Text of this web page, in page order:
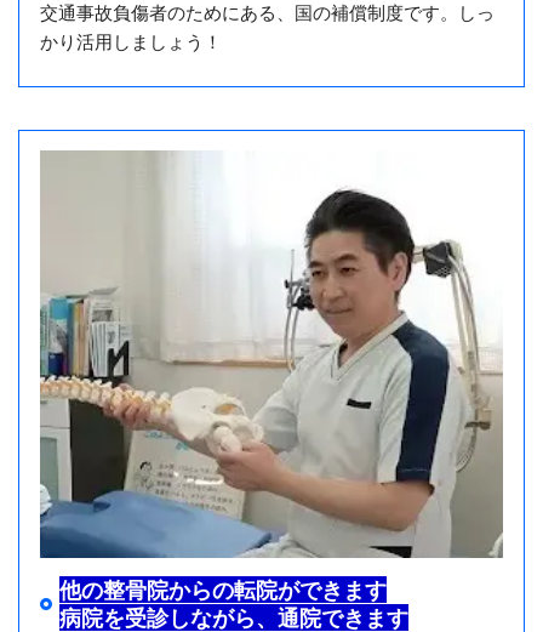
交通事故負傷者のためにある、国の補償制度です。しっ
かり活用しましょう！
他の整骨院からの転院ができます
病院を受診しながら、通院できます